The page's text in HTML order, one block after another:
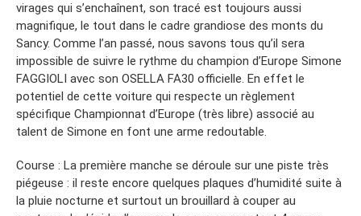
virages qui s’enchaînent, son tracé est toujours aussi
magnifique, le tout dans le cadre grandiose des monts du
Sancy. Comme l’an passé, nous savons tous qu’il sera
impossible de suivre le rythme du champion d’Europe Simone
FAGGIOLI avec son OSELLA FA30 officielle. En effet le
potentiel de cette voiture qui respecte un règlement
spécifique Championnat d’Europe (très libre) associé au
talent de Simone en font une arme redoutable.
Course : La première manche se déroule sur une piste très
piégeuse : il reste encore quelques plaques d’humidité suite à
la pluie nocturne et surtout un brouillard à couper au